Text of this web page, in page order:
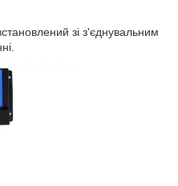
зі з'єднувальним